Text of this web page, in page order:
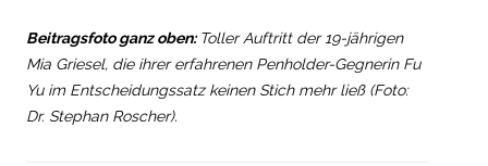
Beitragsfoto ganz oben:Toller Auftritt der 19-jährigen
Mia Griesel, die ihrer erfahrenen Penholder-Gegnerin Fu
Yu im Entscheidungssatz keinen Stich mehr ließ (Foto:
Dr. Stephan Roscher).